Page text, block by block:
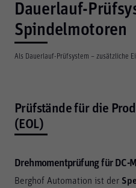
Dauerlauf-
Spindelmotoren
Als Dauerlauf-Prüfsystem – zusätzliche
Prüfstände für die
(EOL)
Drehmomentprüfung für DC-
Berghof Automation ist der